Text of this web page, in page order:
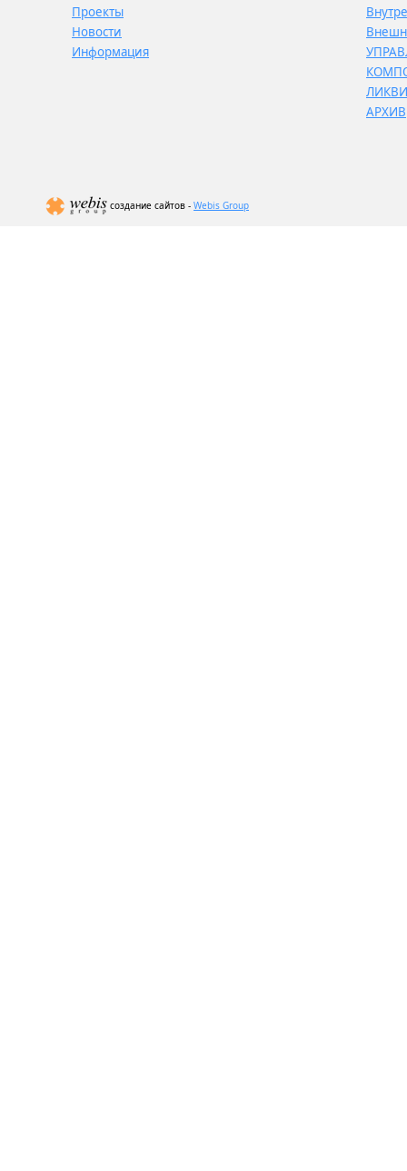
Проекты
Новости
Информация
АРХИВ
создание сайтов - Webis Group